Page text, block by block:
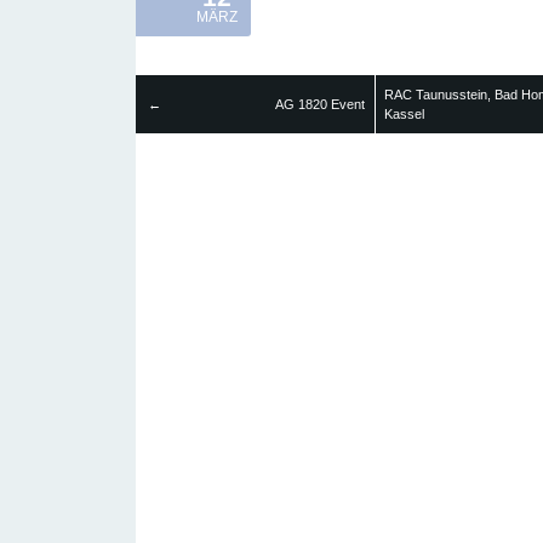
MÄRZ
← AG 1820 Event
RAC Taunusstein, Bad
Kassel